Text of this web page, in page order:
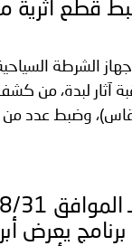
فلسطين ـ 1448/02/22هـ ــ
الإمارات ـ 1448/02/22هـ ــ
الإمارات ـ 1448/02/22هـ ــ
قطع أثرية
الشرطة
آثار لبدة، من
وضبط عدد من
ليبيا ـ 1447/
يعرض